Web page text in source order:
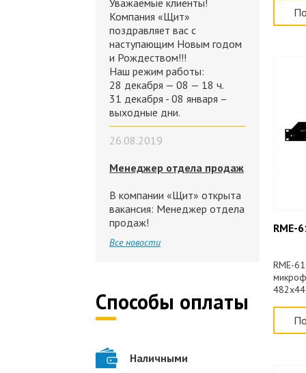
-
RME-
RME-
Уважаемые клиенты!
Компания «Щит»
поздравляет вас с
наступающим Новым годом
и Рождеством!!!
Наш режим работы:
28 декабря — 08 — 18 ч.
31 декабря - 08 января –
выходные дни.
26.08.2019
Менеджер отдела продаж
В компании «Щит» открыта
вакансия: Менеджер отдела
продаж!
Все новости
Способы оплаты
Наличными